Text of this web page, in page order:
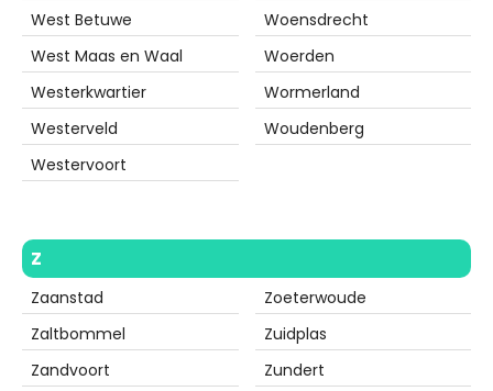
West Betuwe
West Maas en Waal
Westerkwartier
Westerveld
Westervoort
Woensdrecht
Woerden
Wormerland
Woudenberg
Z
Zaanstad
Zaltbommel
Zandvoort
Zoeterwoude
Zuidplas
Zundert